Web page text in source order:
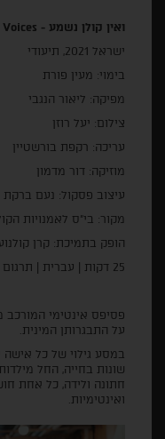
ואין קולן נשמע - Unheard Voices
ישראל 2021, תיעודי
בימוי: מעין פורת
מפיקה: ליאור הנגבי
צילום: יעל רוזן
עריכה: רקפת בורשטיין
מוזיקה: דור מדמון
עיצוב פסקול: נעם ברקת
מקור: בי"ס לאמנויות
הופק בתמיכת: קרן
25 דקות | עברית | תרגום לאנגלית
פסיפס אינטימי המורכב
על התבגרותן המינית.
במסע גילוי של כל
שונות בחייה, החל
חתונה ולידה, כל אחת
ואינטימיות.